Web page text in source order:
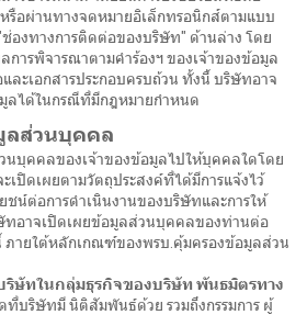
อผ่านทางจดหมายอิเล็กทรอนิกส์ตามแบบ
องทางการติดต่อของบริษัท" ด้านล่าง โดย
ารพิจารณาตามคำร้องฯ ของเจ้าของข้อมูล
ละเอกสารประกอบครบถ้วน ทั้งนี้ บริษัทอาจ
ลได้ในกรณีที่มีกฎหมายกำหนด
ลส่วนบุคคล
นบุคคลของเจ้าของข้อมูลไปให้บุคคลใดโดย
เปิดเผยตามวัตถุประสงค์ที่ได้มีการแจ้งไว้
ชน์ต่อการดำเนินงานของบริษัทและการให้
ทอาจเปิดเผยข้อมูลส่วนบุคคลของท่านต่อ
ายใต้หลักเกณฑ์ของพรบ.คุ้มครองข้อมูลส่วน
ริษัทในกลุ่มธุรกิจของบริษัท พันธมิตรทาง
บริษัทมี นิติสัมพันธ์ด้วย รวมถึงกรรมการ ผู้